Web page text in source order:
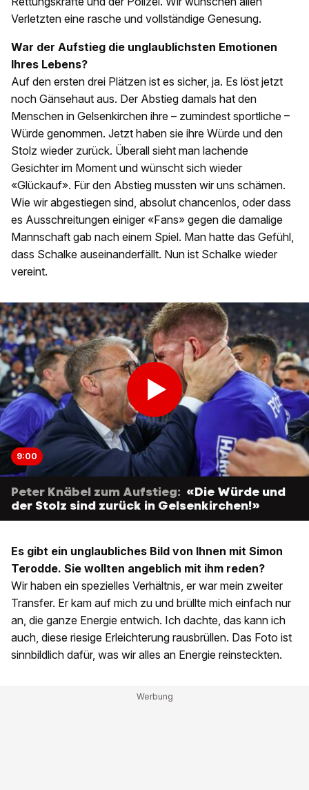
Verletzten eine rasche und vollständige Genesung.
War der Aufstieg die unglaublichsten Emotionen
Ihres Lebens?
Auf den ersten drei Plätzen ist es sicher, ja. Es löst jetzt
noch Gänsehaut aus. Der Abstieg damals hat den
Menschen in Gelsenkirchen ihre – zumindest sportliche –
Würde genommen. Jetzt haben sie ihre Würde und den
Stolz wieder zurück. Überall sieht man lachende
Gesichter im Moment und wünscht sich wieder
«Glückauf». Für den Abstieg mussten wir uns schämen.
Wie wir abgestiegen sind, absolut chancenlos, oder dass
es Ausschreitungen einiger «Fans» gegen die damalige
Mannschaft gab nach einem Spiel. Man hatte das Gefühl,
dass Schalke auseinanderfällt. Nun ist Schalke wieder
vereint.
9:00
Peter Knäbel zum Aufstieg: «Die Würde und
der Stolz sind zurück in Gelsenkirchen!»
Es gibt ein unglaubliches Bild von Ihnen mit Simon
Terodde. Sie wollten angeblich mit ihm reden?
Wir haben ein spezielles Verhältnis, er war mein zweiter
Transfer. Er kam auf mich zu und brüllte mich einfach nur
an, die ganze Energie entwich. Ich dachte, das kann ich
auch, diese riesige Erleichterung rausbrüllen. Das Foto ist
sinnbildlich dafür, was wir alles an Energie reinsteckten.